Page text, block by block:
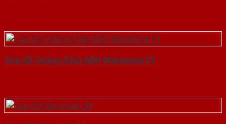
Cửa Gỗ Chống Cháy MDF Melamine P1